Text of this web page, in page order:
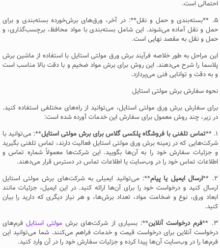
احتمالی است.
۵. **بسته‌بندی و حمل و نقل**: در آخر، ورق‌های برش‌خورده بسته‌بندی و برای
حمل و نقل آماده می‌شوند. این شامل بسته‌بندی با مواد محافظ، برچسب‌گذاری، و
حمل و نقل به مقصد نهایی است.
این مراحل به طور خلاصه فرآیند برش ورق مولتی استایل با استفاده از ماشین برش
پلاسما را شرح می‌دهند. این روش برای برش مواد ضخیم و با دقت بالا مناسب است
و به دقت و توانایی فنی می‌پردازد.
نحوه سفارش برش مولتی استایل
برای سفارش برش ورق مولتی استایل، می‌توانید از راه‌های مختلفی استفاده کنید.
در زیر، چند روش معمول برای سفارش این خدمات آورده شده است:
۱. **
تماس تلفنی با فروشگاه پلکسی گلاس برای برش مولتی استایل**: می‌توانید با
شرکت‌هایی که در زمینه برش ورق مولتی استایل فعالیت دارند، تماس تلفنی بگیرید
و جزئیات سفارش خود را به آن‌ها بگویید. این شرکت‌ها معمولاً شماره تماس و
اطلاعات تماس خود را در وب‌سایت یا اطلاعات تماس در دسترس قرار می‌دهند.
۲. **
ارسال ایمیل یا پیام**: می‌توانید ایمیلی به شرکت‌های برش مولتی استایل
ارسال کنید و درخواست خود را برای آن‌ها ارائه کنید. در این ایمیل، جزئیات مانند
ابعاد ورق، نوع و ضخامت مواد، تعداد برش‌ها، و هر نیاز دیگری که دارید را بیان
کنید.
۳. **
فرم درخواست آنلاین**: بسیاری از شرکت‌های برش مولتی استایل فرم‌های
درخواست آنلاین برای درخواست قیمت و خدمات فراهم می‌کنند. شما می‌توانید این
فرم‌ها را در وب‌سایت آن‌ها پیدا کرده و جزئیات سفارش خود را در آن وارد کنید.